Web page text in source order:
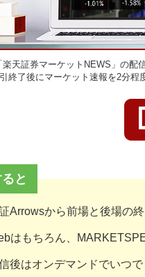
楽天証券マーケットNEWS」の配
終了後にマーケット速報を2分
と
Arrowsから前場と後場の
はもちろん、
後はオンデマンドでいつ